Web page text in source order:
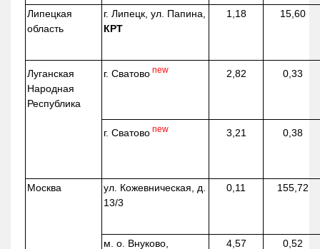
Липецкая
область
г. Липецк, ул. Папина,
КРТ
1,18 15,60
Луганская
Народная
Республика
г. Сватово new 2,82 0,33
г. Сватово new 3,21 0,38
Москва ул. Кожевническая , д.
13/3
0,11 155,72
м. о. Внуково,
4,57 0,52